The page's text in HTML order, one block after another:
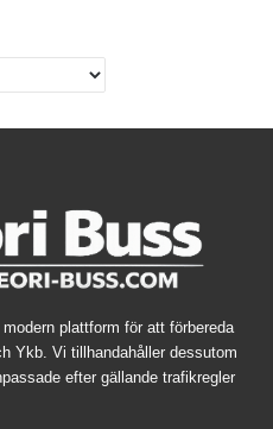
plattform för att förbereda
Ykb. Vi tillhandahåller dessutom
efter gällande trafikregler